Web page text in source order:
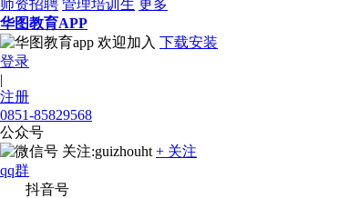
师资招聘 管理培训生 更多
华图教育APP
欢迎加入 下载安装
登录
|
注册
0851-85829568
公众号
关注:guizhouht + 关注
qq群
抖音号